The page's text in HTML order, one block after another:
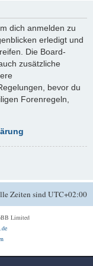
dich anmelden zu
erledigt und
Die Board-
zusätzliche
bevor du
Forenregeln,
Zeiten sindUTC+02:00
Limited